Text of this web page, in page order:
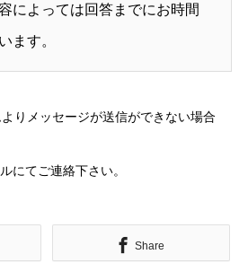
によっては回答までにお時間
ます。
りメッセージが送信ができない場合
にてご連絡下さい。
Share